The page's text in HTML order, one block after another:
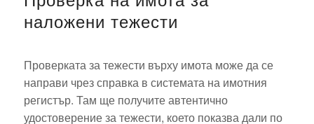
наложени тежести
Проверката за тежести върху имота може да се
направи чрез справка в системата на имотния
регистър. Там ще получите автентично
удостоверение за тежести, което показва дали по